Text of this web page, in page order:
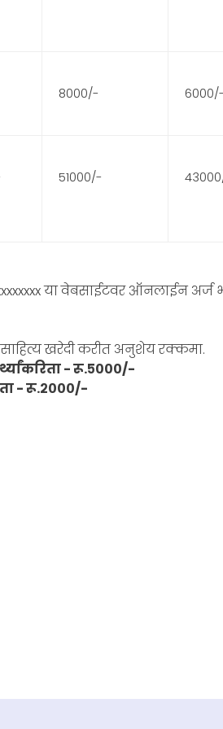
8000/- 6000
51000/- 43000
या वेबसाईटवर ऑनलाईन
खरेदी करीत अनुशेय रक्कमा.
- रू.५०००/-
- रू.२०००/-